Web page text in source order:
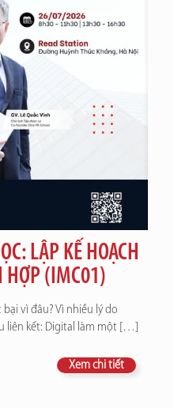
LẬP KẾ HOẠCH
HỢP (IMC01)
vì đâu? Vì nhiều lý do
liên kết: Digital làm một […]
Xem chi tiết